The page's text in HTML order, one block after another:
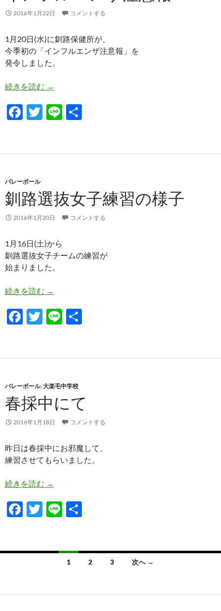
2016年1月22日 コメントする
1月20日(水)に釧路保健所が、
今季初の「インフルエンザ注意報」を
発令しました。
続きを読む インフルエンザ注意報
→
F
b
o
o
k
T
er
Li
バレーボール
釧路選抜女子練習の様子
2016年1月20日 コメントする
1月16日(土)から
釧路選抜女子チームの練習が
始まりました。
続きを読む 釧路選抜女子練習の様子
→
F
b
o
o
k
T
er
Li
バレーボール,大楽毛中学校
春採中にて
2016年1月18日 コメントする
昨日は春採中にお邪魔して、
練習させてもらいました。
続きを読む 春採中にて
→
F
b
T
er
Li
ナ
1 2 3 次へ →